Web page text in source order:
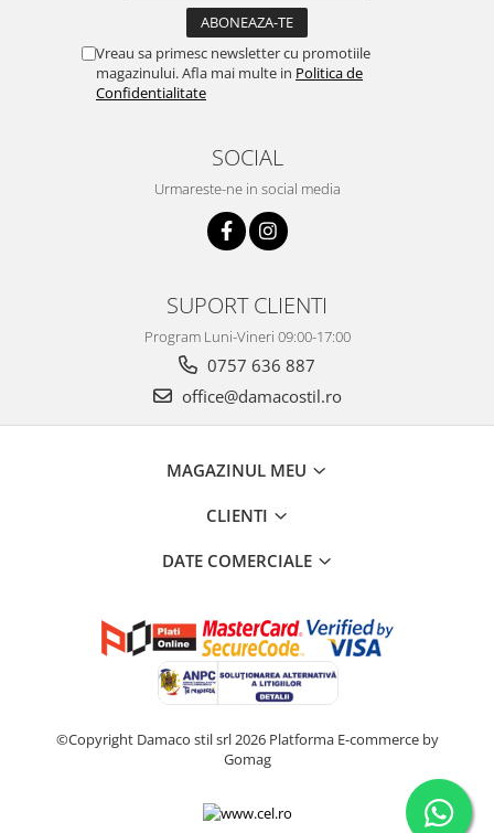
Vreau sa primesc newsletter cu promotiile
magazinului. Afla mai multe in Politica de
Confidentialitate
SOCIAL
Urmareste-ne in social media
SUPORT CLIENTI
Program Luni-Vineri 09:00-17:00
0757 636 887
office@damacostil.ro
MAGAZINUL MEU
CLIENTI
DATE COMERCIALE
©Copyright Damaco stil srl 2026 Platforma E-commerce by
Gomag